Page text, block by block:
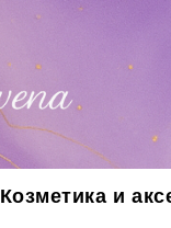
Козметика и